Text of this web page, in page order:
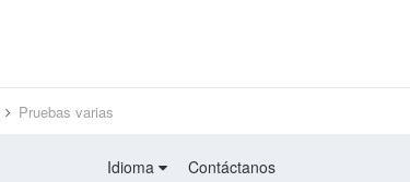
Pruebas varias
Idioma Contáctanos